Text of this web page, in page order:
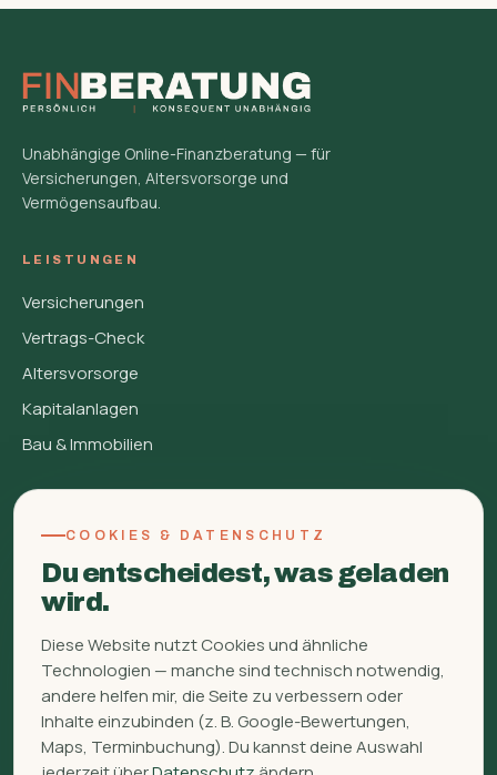
Unabhängige Online-Finanzberatung — für
Versicherungen, Altersvorsorge und
Vermögensaufbau.
LEISTUNGEN
Versicherungen
Vertrags-Check
Altersvorsorge
Kapitalanlagen
Bau & Immobilien
FAQ
Ratgeber
Kontakt
WhatsApp
Signal
COOKIES & DATENSCHUTZ
Du entscheidest, was geladen
wird.
Diese Website nutzt Cookies und ähnliche
Technologien — manche sind technisch notwendig,
andere helfen mir, die Seite zu verbessern oder
Inhalte einzubinden (z. B. Google-Bewertungen,
Maps, Terminbuchung). Du kannst deine Auswahl